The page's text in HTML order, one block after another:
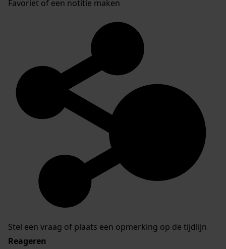
Favoriet of een notitie maken
Stel een vraag of plaats een opmerking op de tijdlijn
Reageren